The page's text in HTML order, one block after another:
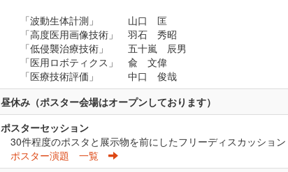
「波動生体計測」
山口 匡
「高度医用画像技術」
羽石 秀昭
「低侵襲治療技術」
五十嵐 辰男
「医用ロボティクス」
兪 文偉
「医療技術評価」
中口 俊哉
昼休み（ポスター会場はオープンしております）
ポスターセッション
30件程度のポスタと展示物を前にしたフリーディスカッション
ポスター演題 一覧